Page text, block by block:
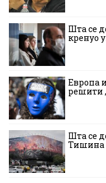
Шта се
кренуо
Европа
решити
Шта се
Тишина